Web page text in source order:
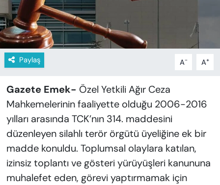
Paylaş A- A+
Gazete Emek- Özel Yetkili Ağır Ceza
Mahkemelerinin faaliyette olduğu 2006-2016
yılları arasında TCK’nın 314. maddesini
düzenleyen silahlı terör örgütü üyeliğine ek bir
madde konuldu. Toplumsal olaylara katılan,
izinsiz toplantı ve gösteri yürüyüşleri kanununa
muhalefet eden, görevi yaptırmamak için
SİYASET
VAN VE DİYARBAKIR HABERLERİ